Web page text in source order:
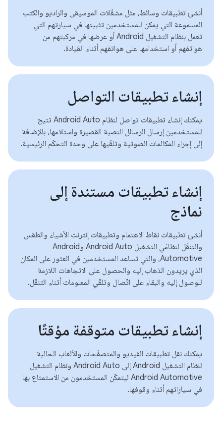
أنشئ تطبيقات وسائط، مثل مشغّلات الموسيقى والراديو والكتب
المسموعة التي يمكن للمستخدمين تثبيتها في سيارتهم التي
تعمل بنظام التشغيل Android أو عرضها في مركبتهم من
هواتفهم أو استخدامها على هواتفهم أثناء القيادة.
إنشاء تطبيقات التواصل
يمكنك إنشاء تطبيقات تواصل لنظام Android Auto تتيح
للمستخدمين إرسال الرسائل النصية القصيرة واستلامها، بالإضافة
إلى إجراء المكالمات الصوتية وتلقّيها على وحدة التحكّم الرئيسية.
إنشاء تطبيقات مستندة إلى
نماذج
أنشئ تطبيقات نقاط الاهتمام وتطبيقات إنترنت الأشياء والطقس
والتنقّل لنظامَي التشغيل Android Auto وAndroid
Automotive، والتي تساعد المستخدمين في العثور على المكان
الذي يريدون الذهاب إليه والحصول على الاتجاهات اللازمة
للوصول إليه والبقاء على اتّصال وتلقّي المعلومات أثناء التنقّل.
إنشاء تطبيقات متوقفة مؤقتًا
يمكنك نقل تطبيقات الفيديو والمتصفّحات والألعاب الحالية
لنظام التشغيل Android إلى Android Auto ونظام التشغيل
Android Automotive ليتمكّن المستخدمون من الاستمتاع بها
في سياراتهم أثناء وقوفها.